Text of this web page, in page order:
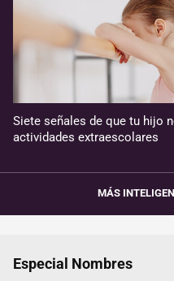
Siete señales de que tu hijo
actividades extraescolares
MÁS
Especial Nombres